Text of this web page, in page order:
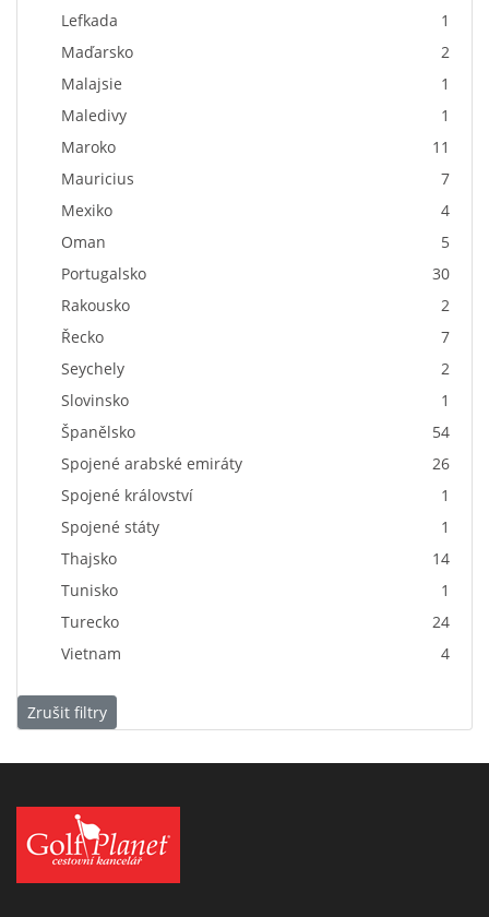
Lefkada
1
Maďarsko
2
Malajsie
1
Maledivy
1
Maroko
11
Mauricius
7
Mexiko
4
Oman
5
Portugalsko
30
Rakousko
2
Řecko
7
Seychely
2
Slovinsko
1
Španělsko
54
Spojené arabské emiráty
26
Spojené království
1
Spojené státy
1
Thajsko
14
Tunisko
1
Turecko
24
Vietnam
4
Zrušit filtry